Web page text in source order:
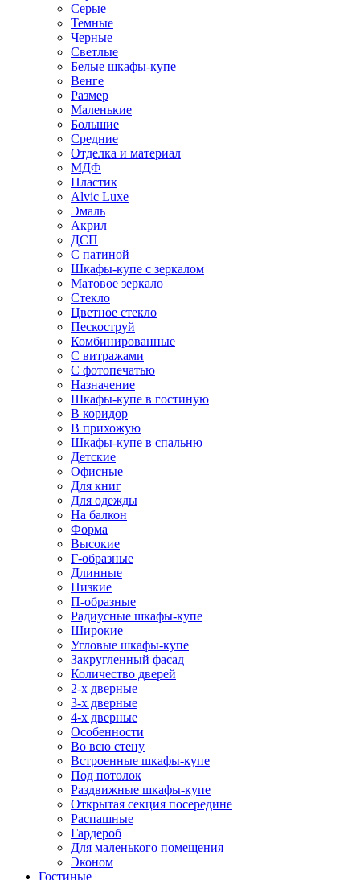
Серые
Темные
Черные
Светлые
Белые шкафы-купе
Венге
Размер
Маленькие
Большие
Средние
Отделка и материал
МДФ
Пластик
Alvic Luxe
Эмаль
Акрил
ДСП
С патиной
Шкафы-купе с зеркалом
Матовое зеркало
Стекло
Цветное стекло
Пескоструй
Комбинированные
С витражами
С фотопечатью
Назначение
Шкафы-купе в гостиную
В коридор
В прихожую
Шкафы-купе в спальню
Детские
Офисные
Для книг
Для одежды
На балкон
Форма
Высокие
Г-образные
Длинные
Низкие
П-образные
Радиусные шкафы-купе
Широкие
Угловые шкафы-купе
Закругленный фасад
Количество дверей
2-х дверные
3-х дверные
4-х дверные
Особенности
Во всю стену
Встроенные шкафы-купе
Под потолок
Раздвижные шкафы-купе
Открытая секция посередине
Распашные
Гардероб
Для маленького помещения
Эконом
Гостиные